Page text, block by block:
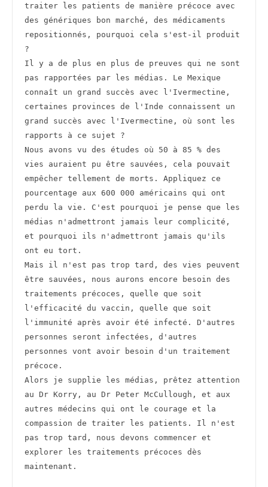
traiter les patients de manière précoce avec
des génériques bon marché, des médicaments
repositionnés, pourquoi cela s'est-il produit
?
Il y a de plus en plus de preuves qui ne sont
pas rapportées par les médias. Le Mexique
connaît un grand succès avec l'Ivermectine,
certaines provinces de l'Inde connaissent un
grand succès avec l'Ivermectine, où sont les
rapports à ce sujet ?
Nous avons vu des études où 50 à 85 % des
vies auraient pu être sauvées, cela pouvait
empêcher tellement de morts. Appliquez ce
pourcentage aux 600 000 américains qui ont
perdu la vie. C'est pourquoi je pense que les
médias n'admettront jamais leur complicité,
et pourquoi ils n'admettront jamais qu'ils
ont eu tort.
Mais il n'est pas trop tard, des vies peuvent
être sauvées, nous aurons encore besoin des
traitements précoces, quelle que soit
l'efficacité du vaccin, quelle que soit
l'immunité après avoir été infecté. D'autres
personnes seront infectées, d'autres
personnes vont avoir besoin d'un traitement
précoce.
Alors je supplie les médias, prêtez attention
au Dr Korry, au Dr Peter McCullough, et aux
autres médecins qui ont le courage et la
compassion de traiter les patients. Il n'est
pas trop tard, nous devons commencer et
explorer les traitements précoces dès
maintenant.